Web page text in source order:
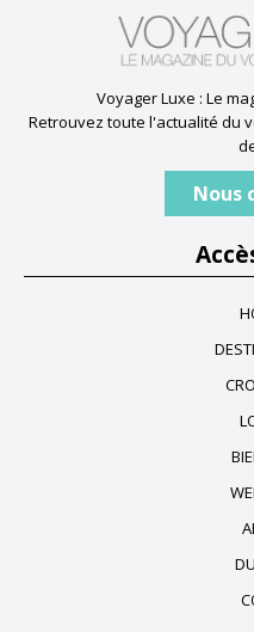
Voyager Luxe : Le
Retrouvez toute l'actualité du
Nous